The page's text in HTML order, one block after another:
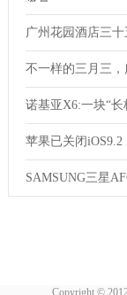
广州花园酒店三十
不一样的三月三
诺基亚X6:一块“
苹果已关闭iOS9.2
SAMSUNG三星
Copyright ©